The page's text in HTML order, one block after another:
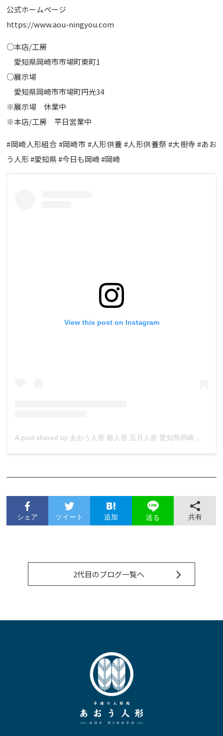
公式ホームページ
https://www.aou-ningyou.com
○本店/工房
愛知県岡崎市市場町東町1
○展示場
愛知県岡崎市市場町円光34
※展示場 休業中
※本店/工房 平日営業中
#岡崎人形組合 #岡崎市 #人形供養 #人形供養祭 #大樹寺 #あお
う人形 #愛知県 #今日も岡崎 #岡崎
View this post on Instagram
A post shared by あおう人形 雛人形 五月人形 愛知県岡崎市人形店 (@aouningyo_okazaki_aichi)
シェア ツイート 追加 送る 共有
2代目のブログ一覧へ